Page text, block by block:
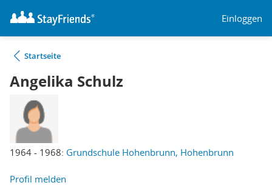
Einloggen
Startseite
Angelika Schulz
1964 - 1968: Grundschule Hohenbrunn, Hohenbrunn
Profil melden